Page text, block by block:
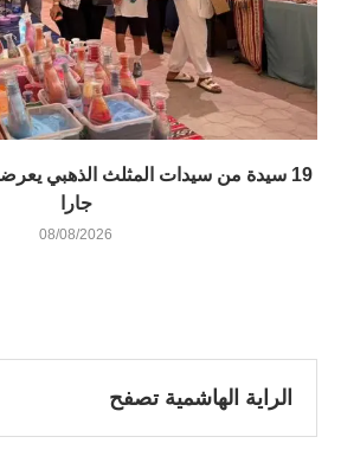
19 سيدة من سيدات المثلث الذهبي
جارا
08/08/2026
الراية الهاشمية تصفح